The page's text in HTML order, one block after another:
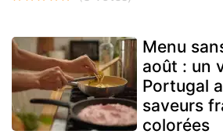
Menu
août : un
Portugal
saveurs
colorées